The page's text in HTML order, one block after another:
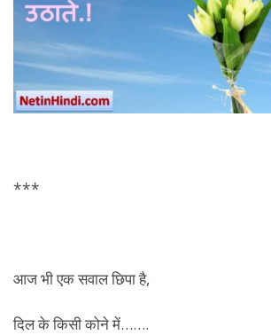
***
आज भी एक सवाल छिपा है,
दिल के किसी कोने में…….